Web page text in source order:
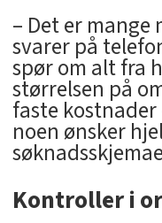
– Det er mange
svarer på
spør om alt fra
størrelsen på
faste
noen ønsker
Kontroller i